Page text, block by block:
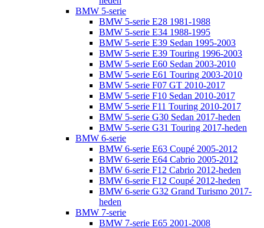
BMW 5-serie
BMW 5-serie E28 1981-1988
BMW 5-serie E34 1988-1995
BMW 5-serie E39 Sedan 1995-2003
BMW 5-serie E39 Touring 1996-2003
BMW 5-serie E60 Sedan 2003-2010
BMW 5-serie E61 Touring 2003-2010
BMW 5-serie F07 GT 2010-2017
BMW 5-serie F10 Sedan 2010-2017
BMW 5-serie F11 Touring 2010-2017
BMW 5-serie G30 Sedan 2017-heden
BMW 5-serie G31 Touring 2017-heden
BMW 6-serie
BMW 6-serie E63 Coupé 2005-2012
BMW 6-serie E64 Cabrio 2005-2012
BMW 6-serie F12 Cabrio 2012-heden
BMW 6-serie F12 Coupé 2012-heden
BMW 6-serie G32 Grand Turismo 2017-
heden
BMW 7-serie
BMW 7-serie E65 2001-2008